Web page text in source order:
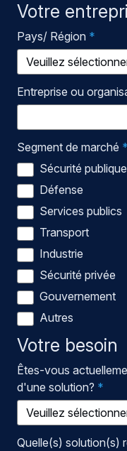
Votre
Pays/ Région *
Entreprise ou
Segment de marché *
Sécurité publique
Défense
Services publics
Transport
Industrie
Sécurité privée
Gouvernement
Autres
Votre besoin
Êtes-vous
d'une solution? *
Quelle(s) solution(s)